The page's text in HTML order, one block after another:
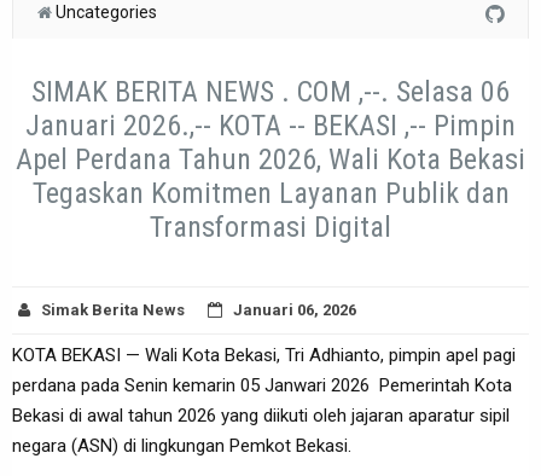
Uncategories
SIMAK BERITA NEWS . COM ,--. Selasa 06
Januari 2026.,-- KOTA -- BEKASI ,-- Pimpin
Apel Perdana Tahun 2026, Wali Kota Bekasi
Tegaskan Komitmen Layanan Publik dan
Transformasi Digital
Simak Berita News Januari 06, 2026
KOTA BEKASI — Wali Kota Bekasi, Tri Adhianto, pimpin apel pagi
perdana pada Senin kemarin 05 Janwari 2026 Pemerintah Kota
Bekasi di awal tahun 2026 yang diikuti oleh jajaran aparatur sipil
negara (ASN) di lingkungan Pemkot Bekasi.